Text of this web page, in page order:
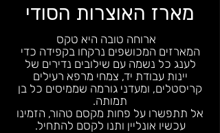
מארז האוצרות הסודי
ארוחה טובה היא טקס
המארזים המכושפים נרקחו בקפידה כדי
לענג כל נשמה עם שילובים נדירים של
יינות עבודת יד, צמחי מרפא רעילים
קריסטלים,​ ומעדני גורמה שממיסים כל בן
תמותה.
אל תתפשרו על פחות מקסם טהור, הזמינו
עכשיו אונליין ותנו לקסם להתחיל.